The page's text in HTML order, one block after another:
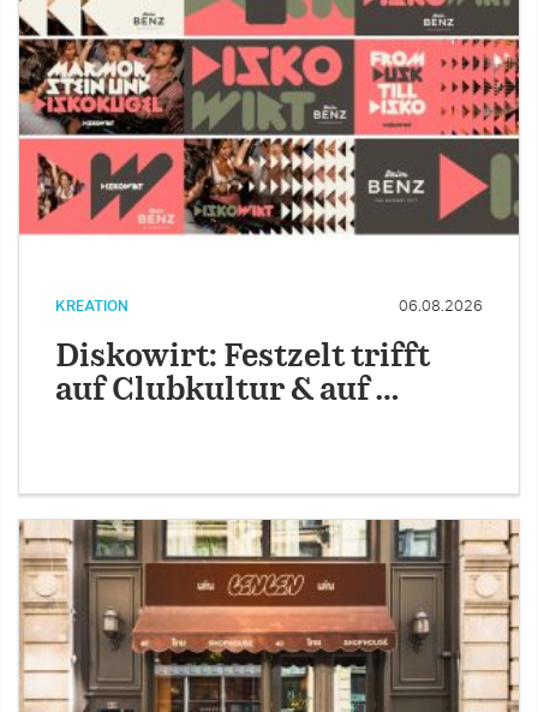
KREATION 06.08.2026
Diskowirt: Festzelt trifft
auf Clubkultur & auf …